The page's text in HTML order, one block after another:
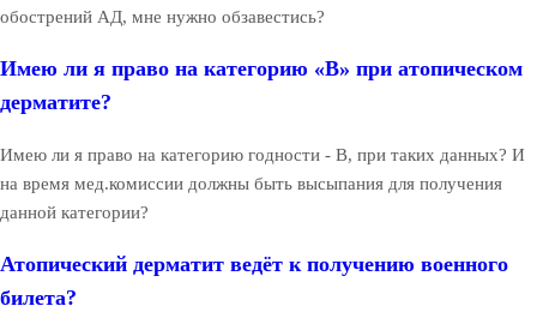
обострений АД, мне нужно обзавестись?
Имею ли я право на категорию «В» при атопическом
дерматите?
Имею ли я право на категорию годности - В, при таких данных? И
на время мед.комиссии должны быть высыпания для получения
данной категории?
Атопический дерматит ведёт к получению военного
билета?